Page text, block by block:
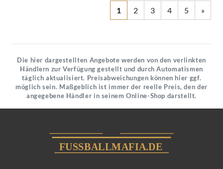
1 2 3 4 5 »
Die hier dargestellten Angebote werden von den verlinkten
Händlern zur Verfügung gestellt und durch Automatismen
täglich aktualisiert. Preisabweichungen können hier ggf.
möglich sein. Maßgeblich ist immer der reelle Preis, den der
angegebene Händler in seinem Online-Shop darstellt.